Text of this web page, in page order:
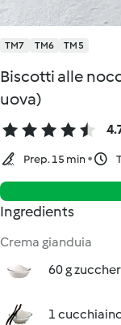
TM7 TM6 TM5
Biscotti alle
uova)
Prep. 15 min
Ingredients
Crema gianduia
60 g
1